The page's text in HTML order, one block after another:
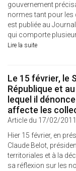
gouvernement
normes tant pour les
est publiée au
qui comporte
Lire la suite
Le 15 février, le
République et
lequel il
affecte les
Article du 17/02/2011
Hier 15 février, en
Claude Belot,
territoriales et à la
sa réflexion sur les